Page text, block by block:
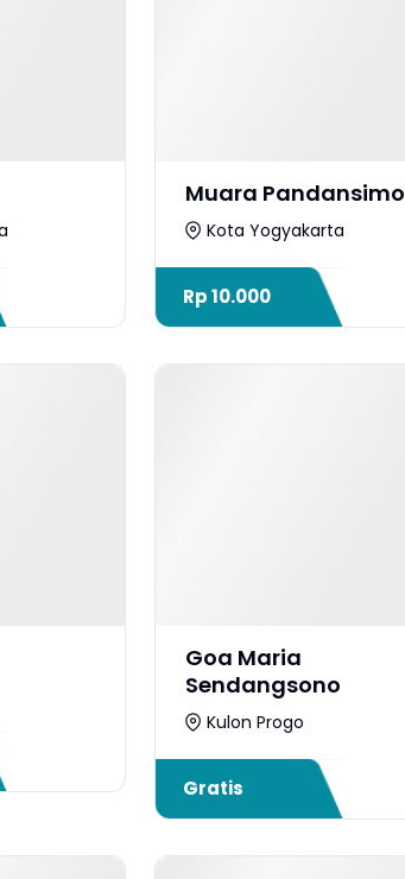
Muara Pandansimo
Kota Yogyakarta
Rp10.000
Goa Maria
Sendangsono
Kulon Progo
Gratis